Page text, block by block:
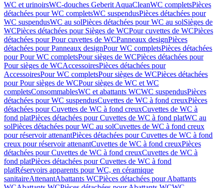
WC et urinoirsWC-douches Geberit AquaCleanWC completsPièces
détachées pour WC completsWC suspendusPièces détachées pour
WC suspendusWC au solPièces détachées pour WC au solSièges de
WCPièces détachées pour Sièges de WCPour cuvettes de WCPièces
détachées pour Pour cuvettes de WCPanneaux designPièces
détachées pour Panneaux designPour WC completsPièces détachées
pour Pour WC completsPour sièges de WCPièces détachées pour
Pour sièges de WCAccessoiresPièces détachées pour
AccessoiresPour WC completsPour sièges de WCPièces détachées
pour Pour sièges de WCPour sièges de WC et WC
completsConsommablesWC et abattants WCWC suspendusPièces
détachées pour WC suspendusCuvettes de WC à fond creuxPièces
détachées pour Cuvettes de WC à fond creuxCuvettes de WC à
fond platPièces détachées pour Cuvettes de WC à fond platWC au
solPièces détachées pour WC au solCuvettes de WC à fond creux
pour réservoir attenantPièces détachées pour Cuvettes de WC à fond
creux pour réservoir attenantCuvettes de WC à fond creuxPièces
détachées pour Cuvettes de WC à fond creuxCuvettes de WC à
fond platPièces détachées pour Cuvettes de WC à fond
platRéservoirs apparents pour WC, en céramique
sanitaireAttenantAbattants WCPièces détachées pour Abattants